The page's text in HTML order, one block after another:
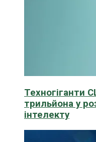
Техногіганти
трильйона у
інтелекту